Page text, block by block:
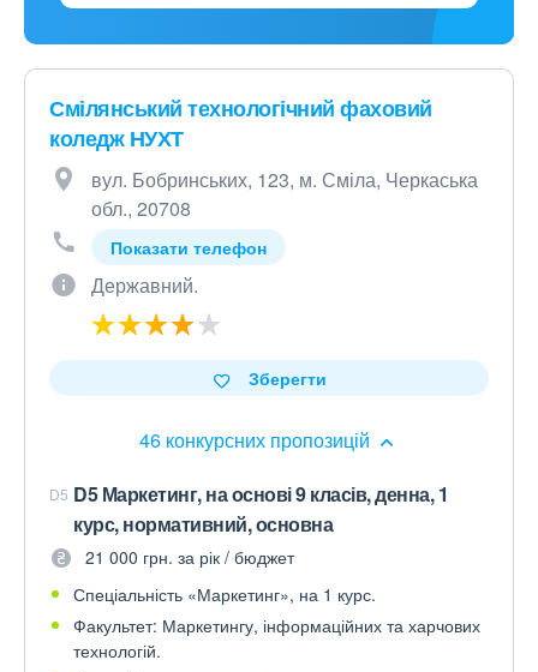
Смілянський технологічний фаховий
коледж НУХТ
вул. Бобринських, 123, м. Сміла, Черкаська
обл., 20708
Показати телефон
Державний.
46 конкурсних пропозицій
Зберегти
D5 D5 Маркетинг, на основі 9 класів, денна, 1
курс, нормативний, основна
21 000 грн. за рік / бюджет
Спеціальність «Маркетинг», на 1 курс.
Факультет: Маркетингу, інформаційних та харчових
технологій.